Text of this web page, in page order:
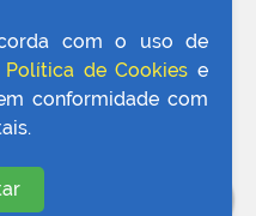
com o uso de
Política de Cookies e
conformidade com